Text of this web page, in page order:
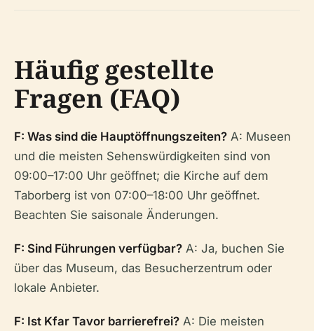
Häufig gestellte
Fragen (FAQ)
F: Was sind die Hauptöffnungszeiten? A: Museen
und die meisten Sehenswürdigkeiten sind von
09:00–17:00 Uhr geöffnet; die Kirche auf dem
Taborberg ist von 07:00–18:00 Uhr geöffnet.
Beachten Sie saisonale Änderungen.
F: Sind Führungen verfügbar? A: Ja, buchen Sie
über das Museum, das Besucherzentrum oder
lokale Anbieter.
F: Ist Kfar Tavor barrierefrei? A: Die meisten